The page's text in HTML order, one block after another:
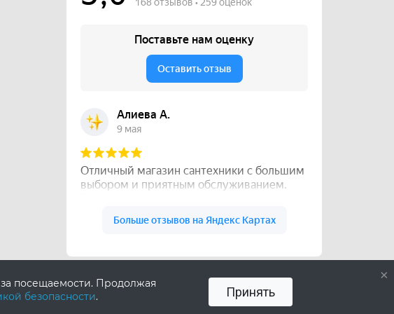
×
посещаемости. Продолжая
безопасности. Принять